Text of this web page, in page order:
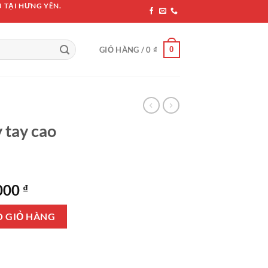
TẠI HƯNG YÊN.
GIỎ HÀNG /0 ₫ 0
tay cao
₫.
₫Giá
hiện
tại
là:
065 số lượng
GIỎ HÀNG